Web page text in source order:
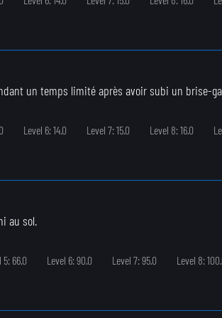
un temps limité après avoir subi un brise-
Level 6: 14.0 Level 7: 15.0 Level 8: 16.0
au sol.
5: 66.0 Level 6: 90.0 Level 7: 95.0 Level 8: